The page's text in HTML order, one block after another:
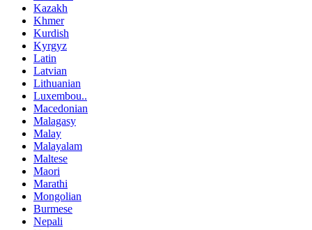
Kazakh
Khmer
Kurdish
Kyrgyz
Latin
Latvian
Lithuanian
Luxembou..
Macedonian
Malagasy
Malay
Malayalam
Maltese
Maori
Marathi
Mongolian
Burmese
Nepali